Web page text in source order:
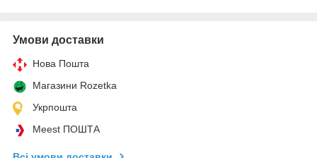
Умови доставки
Нова Пошта
Магазини Rozetka
Укрпошта
Meest ПОШТА